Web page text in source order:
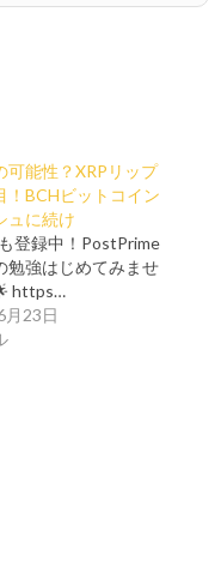
可能性？XRPリップ
！BCHビットコイン
ュに続け
登録中！PostPrime
勉強はじめてみませ
https…
月23日